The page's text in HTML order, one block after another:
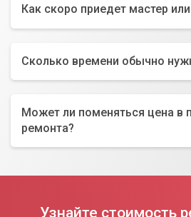
Как скоро приедет мастер
Сколько времени обычно
Может ли поменяться цена в
ремонта?
Узнайте стоимость